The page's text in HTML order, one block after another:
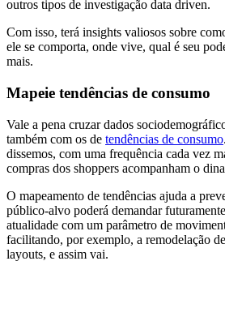
outros tipos de investigação data driven.
Com isso, terá insights valiosos sobre
ele se comporta, onde vive, qual é seu
mais.
Mapeie tendências de consumo
Vale a pena cruzar dados
também com os de tendências de consumo
dissemos, com uma frequência cada vez
compras dos shoppers acompanham o
O mapeamento de tendências ajuda a
público-alvo poderá demandar
atualidade com um parâmetro de
facilitando, por exemplo, a remodelação
layouts, e assim vai.